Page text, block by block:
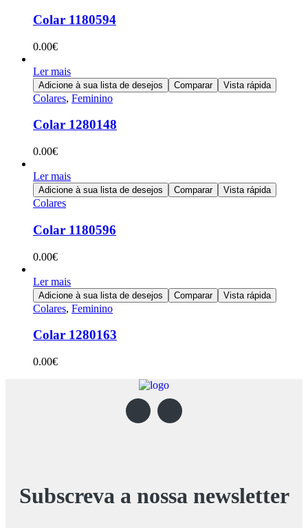
Colar 1180594
0.00€
Ler mais
Adicione à sua lista de desejos Comparar Vista rápida
Colares, Feminino
Colar 1280148
0.00€
Ler mais
Adicione à sua lista de desejos Comparar Vista rápida
Colares
Colar 1180596
0.00€
Ler mais
Adicione à sua lista de desejos Comparar Vista rápida
Colares, Feminino
Colar 1280163
0.00€
Subscreva a nossa newsletter